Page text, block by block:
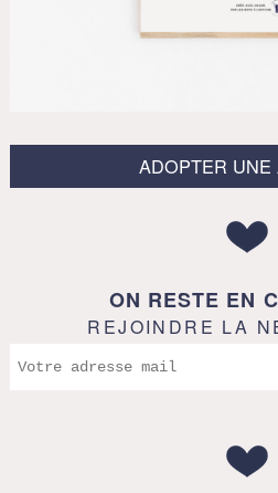
ADOPTER UNE
ON RESTE EN
REJOINDRE LA